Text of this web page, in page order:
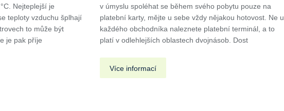
Nejteplejší je
teploty vzduchu šplhají
to může být
je pak příje
v úmyslu spoléhat se během svého pobytu pouze na
platební karty, mějte u sebe vždy nějakou hotovost. Ne u
každého obchodníka naleznete platební terminál, a to
platí v odlehlejších oblastech dvojnásob. Dost
Více informací